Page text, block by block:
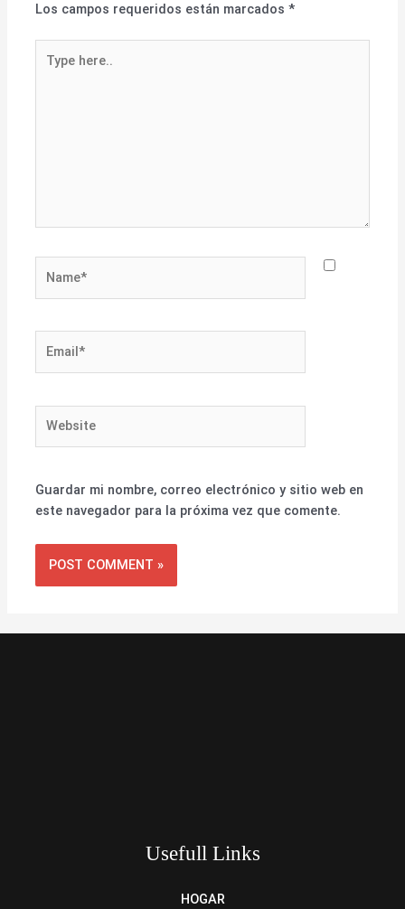
Los campos requeridos están marcados*
here..
Guardar mi nombre, correo electrónico y sitio web en
este navegador para la próxima vez que comente.
Usefull Links
HOGAR